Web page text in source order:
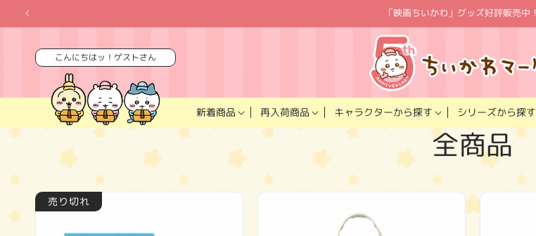
ンツに
進む
「映画ちいかわ」グッズ好評販売中！
こんにちはッ！ゲストさん
新着商品 再入荷商品 キャラクターから探す シリーズから探す
コ
レ
全商品
売り切れ